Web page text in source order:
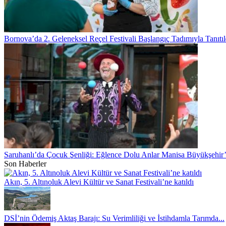
Bornova’da 2. Geleneksel Reçel Festivali Başlangıç Tadımıyla
Saruhanlı’da Çocuk Şenliği: Eğlence Dolu Anlar Manisa
Son Haberler
Akın, 5. Altınoluk Alevi Kültür ve Sanat Festivali’ne katıldı
DSİ’nin Ödemiş Aktaş Barajı: Su Verimliliği ve İstihdamla Tarımda...